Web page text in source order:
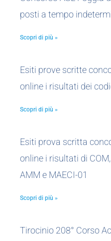
posti a tempo
Scopri di più »
Esiti prove scritte
online i risultati dei
Scopri di più »
Esiti prova scritta
online i risultati di
AMM e MAECI-01
Scopri di più »
Tirocinio 208° Corso